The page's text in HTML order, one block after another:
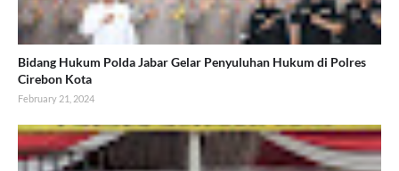
Bidang Hukum Polda Jabar Gelar Penyuluhan Hukum di Polres
Cirebon Kota
February 21, 2024